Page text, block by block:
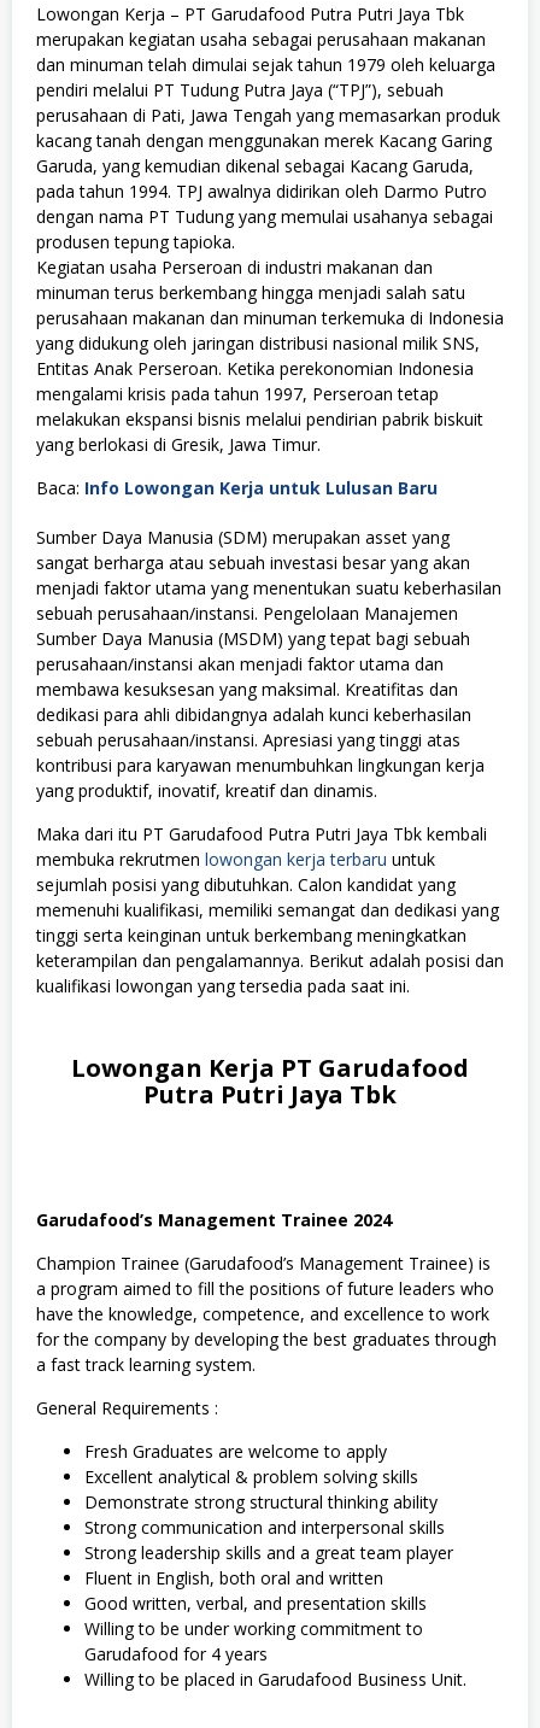
Lowongan Kerja – PT Garudafood Putra Putri Jaya Tbk
merupakan kegiatan usaha sebagai perusahaan makanan
dan minuman telah dimulai sejak tahun 1979 oleh keluarga
pendiri melalui PT Tudung Putra Jaya (“TPJ”), sebuah
perusahaan di Pati, Jawa Tengah yang memasarkan produk
kacang tanah dengan menggunakan merek Kacang Garing
Garuda, yang kemudian dikenal sebagai Kacang Garuda,
pada tahun 1994. TPJ awalnya didirikan oleh Darmo Putro
dengan nama PT Tudung yang memulai usahanya sebagai
produsen tepung tapioka.
Kegiatan usaha Perseroan di industri makanan dan
minuman terus berkembang hingga menjadi salah satu
perusahaan makanan dan minuman terkemuka di Indonesia
yang didukung oleh jaringan distribusi nasional milik SNS,
Entitas Anak Perseroan. Ketika perekonomian Indonesia
mengalami krisis pada tahun 1997, Perseroan tetap
melakukan ekspansi bisnis melalui pendirian pabrik biskuit
yang berlokasi di Gresik, Jawa Timur.
Baca: Info Lowongan Kerja untuk Lulusan Baru
Sumber Daya Manusia (SDM) merupakan asset yang
sangat berharga atau sebuah investasi besar yang akan
menjadi faktor utama yang menentukan suatu keberhasilan
sebuah perusahaan/instansi. Pengelolaan Manajemen
Sumber Daya Manusia (MSDM) yang tepat bagi sebuah
perusahaan/instansi akan menjadi faktor utama dan
membawa kesuksesan yang maksimal. Kreatifitas dan
dedikasi para ahli dibidangnya adalah kunci keberhasilan
sebuah perusahaan/instansi. Apresiasi yang tinggi atas
kontribusi para karyawan menumbuhkan lingkungan kerja
yang produktif, inovatif, kreatif dan dinamis.
Maka dari itu PT Garudafood Putra Putri Jaya Tbk kembali
membuka rekrutmen lowongan kerja terbaru untuk
sejumlah posisi yang dibutuhkan. Calon kandidat yang
memenuhi kualifikasi, memiliki semangat dan dedikasi yang
tinggi serta keinginan untuk berkembang meningkatkan
keterampilan dan pengalamannya. Berikut adalah posisi dan
kualifikasi lowongan yang tersedia pada saat ini.
Lowongan Kerja PT Garudafood
Putra Putri Jaya Tbk
Garudafood’s Management Trainee 2024
Champion Trainee (Garudafood’s Management Trainee) is
a program aimed to fill the positions of future leaders who
have the knowledge, competence, and excellence to work
for the company by developing the best graduates through
a fast track learning system.
General Requirements :
Fresh Graduates are welcome to apply
Excellent analytical & problem solving skills
Demonstrate strong structural thinking ability
Strong communication and interpersonal skills
Strong leadership skills and a great team player
Fluent in English, both oral and written
Good written, verbal, and presentation skills
Willing to be under working commitment to
Garudafood for 4 years
Willing to be placed in Garudafood Business Unit.